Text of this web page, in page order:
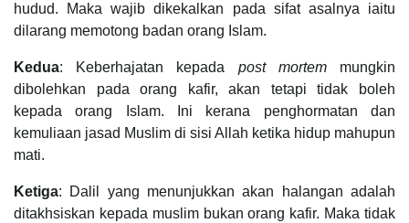
hudud. Maka wajib dikekalkan pada sifat asalnya iaitu
dilarang memotong badan orang Islam.
Kedua: Keberhajatan kepada post mortemmungkin
dibolehkan pada orang kafir, akan tetapi tidak boleh
kepada orang Islam. Ini kerana penghormatan dan
kemuliaan jasad Muslim di sisi Allah ketika hidup mahupun
mati.
Ketiga: Dalil yang menunjukkan akan halangan adalah
ditakhsiskan kepada muslim bukan orang kafir. Maka tidak